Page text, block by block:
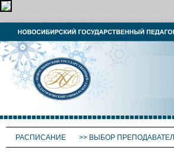
РАСПИСАНИЕ >> ВЫБОР